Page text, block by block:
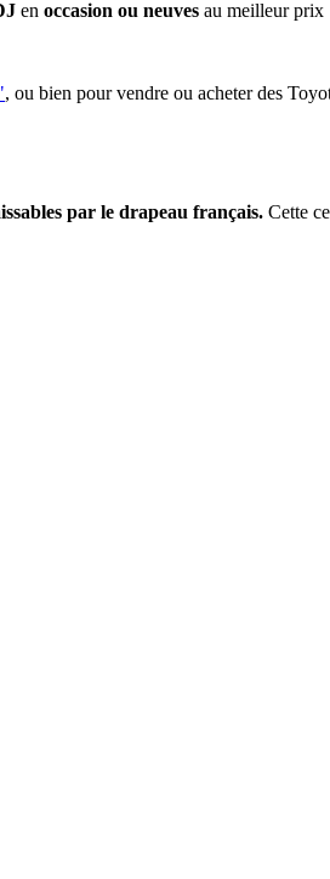
en occasion ou neuves au meilleur prix
, ou bien pour vendre ou acheter des
par le drapeau français. Cette